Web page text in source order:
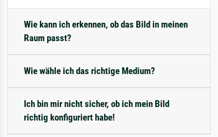
Wie kann ich erkennen, ob das Bild in meinen
Raum passt?
Wie wähle ich das richtige Medium?
Ich bin mir nicht sicher, ob ich mein Bild
richtig konfiguriert habe!